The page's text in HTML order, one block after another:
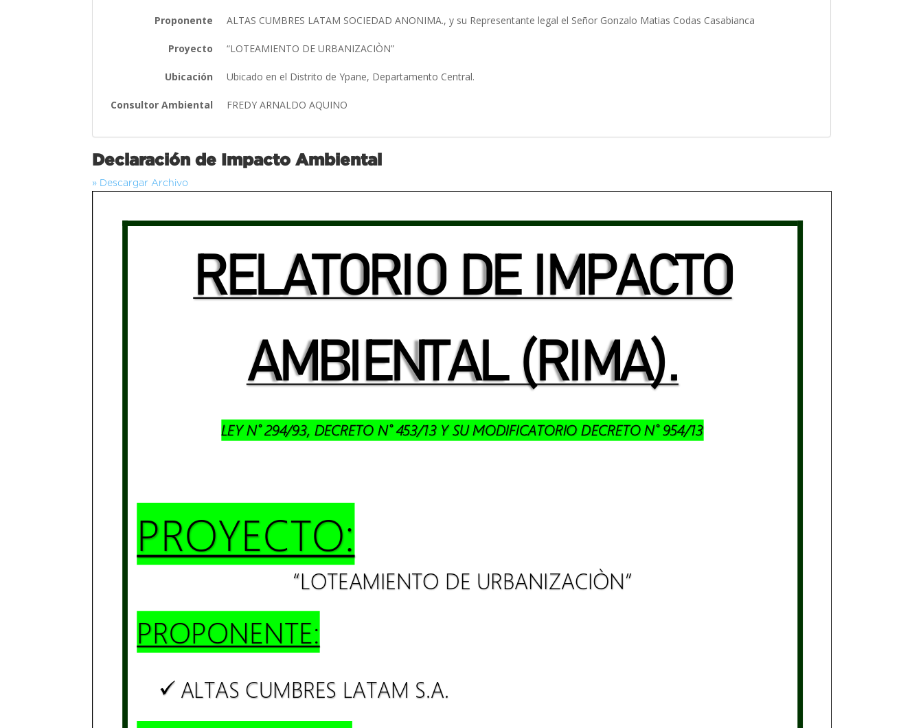
Proponente ALTAS CUMBRES LATAM SOCIEDAD ANONIMA., y su Representante legal el Señor Gonzalo Matias Codas Casabianca
Proyecto “LOTEAMIENTO DE URBANIZACIÒN”
Ubicación Ubicado en el Distrito de Ypane, Departamento Central.
Consultor Ambiental FREDY ARNALDO AQUINO
Declaración de Impacto Ambiental
» Descargar Archivo